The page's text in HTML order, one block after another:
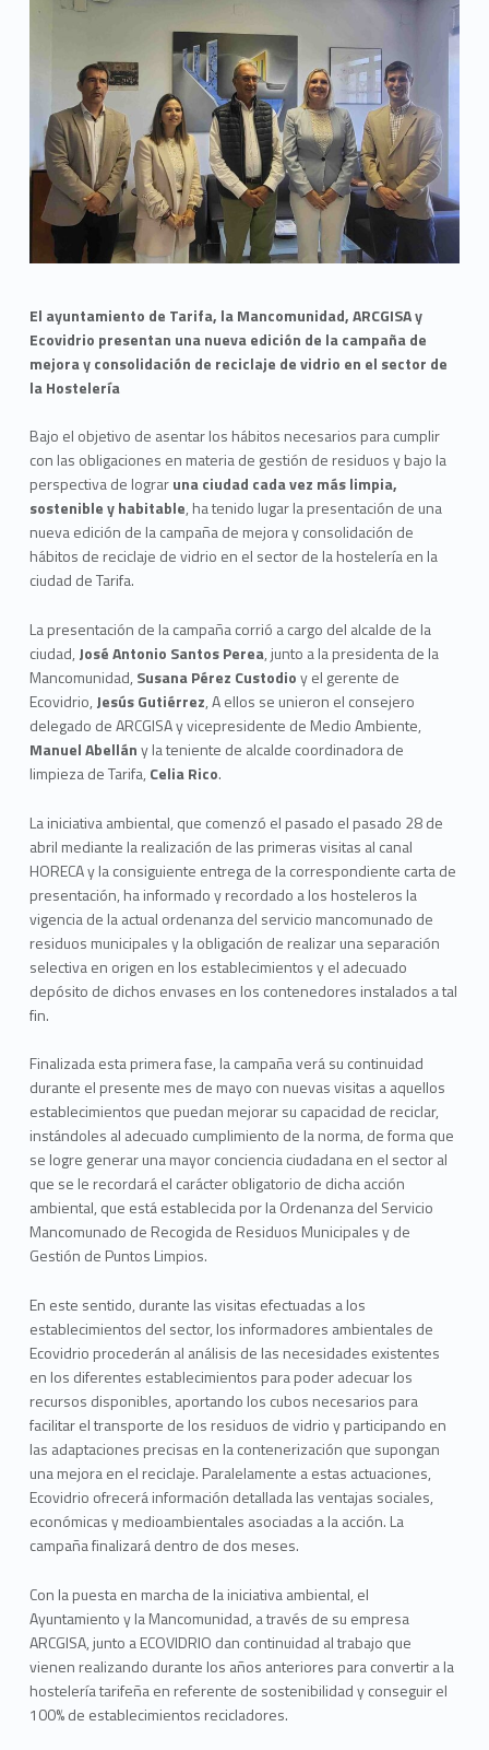
El ayuntamiento de Tarifa, la Mancomunidad, ARCGISA y
Ecovidrio presentan una nueva edición de la campaña de
mejora y consolidación de reciclaje de vidrio en el sector de
la Hostelería
Bajo el objetivo de asentar los hábitos necesarios para cumplir
con las obligaciones en materia de gestión de residuos y bajo la
perspectiva de lograruna ciudad cada vez más limpia,
sostenible y habitable, ha tenido lugar la presentación de una
nueva edición de la campaña de mejora y consolidación de
hábitos de reciclaje de vidrio en el sector de la hostelería en la
ciudad de Tarifa.
La presentación de la campaña corrió a cargo del alcalde de la
ciudad, José Antonio Santos Perea, junto a la presidenta de la
Mancomunidad, Susana Pérez Custodioy el gerente de
Ecovidrio, Jesús Gutiérrez, A ellos se unieron el consejero
delegado de ARCGISA y vicepresidente de Medio Ambiente,
Manuel Abellány la teniente de alcalde coordinadora de
limpieza de Tarifa, Celia Rico.
La iniciativa ambiental, que comenzó el pasado el pasado 28 de
abril mediante la realización de las primeras visitas al canal
HORECA y la consiguiente entrega de la correspondiente carta de
presentación, ha informado y recordado a los hosteleros la
vigencia de la actual ordenanza del servicio mancomunado de
residuos municipales y la obligación de realizar una separación
selectiva en origen en los establecimientos y el adecuado
depósito de dichos envases en los contenedores instalados a tal
fin.
Finalizada esta primera fase, la campaña verá su continuidad
durante el presente mes de mayo con nuevas visitas a aquellos
establecimientos que puedan mejorar su capacidad de reciclar,
instándoles al adecuado cumplimiento de la norma, de forma que
se logre generar una mayor conciencia ciudadana en el sector al
que se le recordará el carácter obligatorio de dicha acción
ambiental, que está establecida por la Ordenanza del Servicio
Mancomunado de Recogida de Residuos Municipales y de
Gestión de Puntos Limpios.
En este sentido, durante las visitas efectuadas a los
establecimientos del sector, los informadores ambientales de
Ecovidrio procederán al análisis de las necesidades existentes
en los diferentes establecimientos para poder adecuar los
recursos disponibles, aportando los cubos necesarios para
facilitar el transporte de los residuos de vidrio y participando en
las adaptaciones precisas en la contenerización que supongan
una mejora en el reciclaje. Paralelamente a estas actuaciones,
Ecovidrio ofrecerá información detallada las ventajas sociales,
económicas y medioambientales asociadas a la acción. La
campaña finalizará dentro de dos meses.
Con la puesta en marcha de la iniciativa ambiental, el
Ayuntamiento y la Mancomunidad, a través de su empresa
ARCGISA, junto a ECOVIDRIO dan continuidad al trabajo que
vienen realizando durante los años anteriores para convertir a la
hostelería tarifeña en referente de sostenibilidad y conseguir el
100% de establecimientos recicladores.